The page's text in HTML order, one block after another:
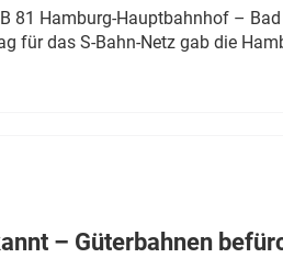
81 Hamburg-Hauptbahnhof –
für das S-Bahn-Netz gab die
– Güterbahnen